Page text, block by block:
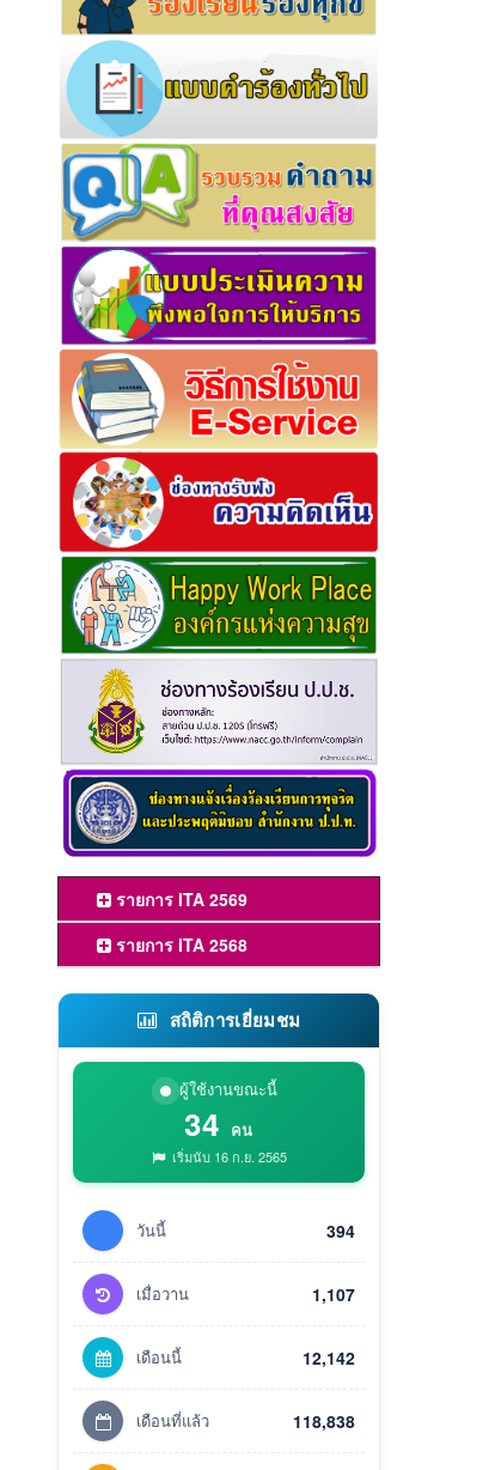
รายการ ITA 2569
รายการ ITA 2568
สถิติการเยี่ยมชม
ผู้ใช้งานขณะนี้
34 คน
เริ่มนับ 16 ก.ย. 2565
วันนี้ 394
เมื่อวาน 1,107
เดือนนี้ 12,142
เดือนที่แล้ว 118,838